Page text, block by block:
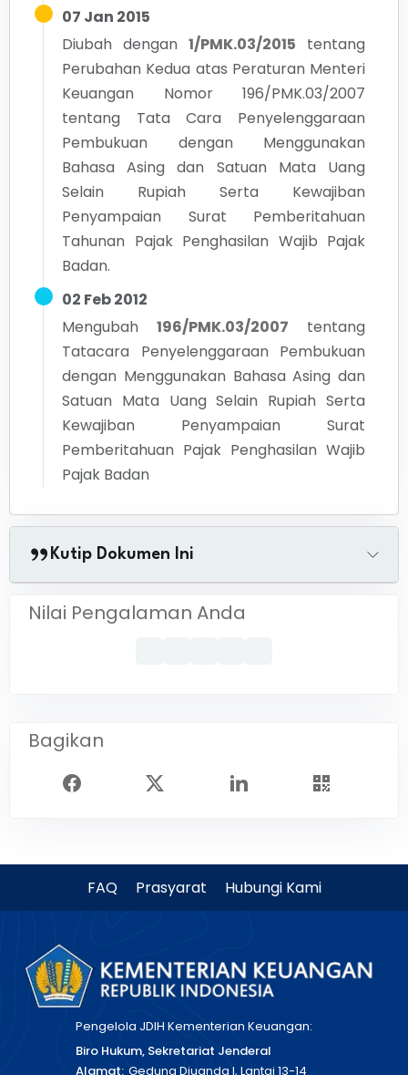
07 Jan 2015
Diubah dengan 1/PMK.03/2015
tentang
Perubahan Kedua atas Peraturan Menteri
Keuangan Nomor 196/PMK.03/2007
tentang Tata Cara Penyelenggaraan
Pembukuan dengan Menggunakan
Bahasa Asing dan Satuan Mata Uang
Selain Rupiah Serta Kewajiban
Penyampaian Surat Pemberitahuan
Tahunan Pajak Penghasilan Wajib Pajak
Badan.
02 Feb 2012
Mengubah
196/PMK.03/2007
tentang
Tatacara Penyelenggaraan Pembukuan
dengan Menggunakan Bahasa Asing dan
Satuan Mata Uang Selain Rupiah Serta
Kewajiban Penyampaian Surat
Pemberitahuan Pajak Penghasilan Wajib
Pajak Badan
Kutip Dokumen Ini
Nilai Pengalaman Anda
Bagikan
FAQ Prasyarat Hubungi Kami
Pengelola JDIH Kementerian Keuangan:
Biro Hukum, Sekretariat Jenderal
Alamat: Gedung Djuanda I, Lantai 13-14